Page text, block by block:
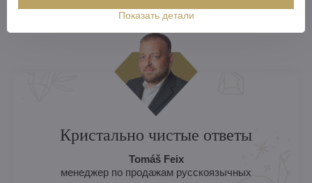
Кристально чистые ответы
Tomáš Feix
менеджер по продажам русскоязычных
Показать детали